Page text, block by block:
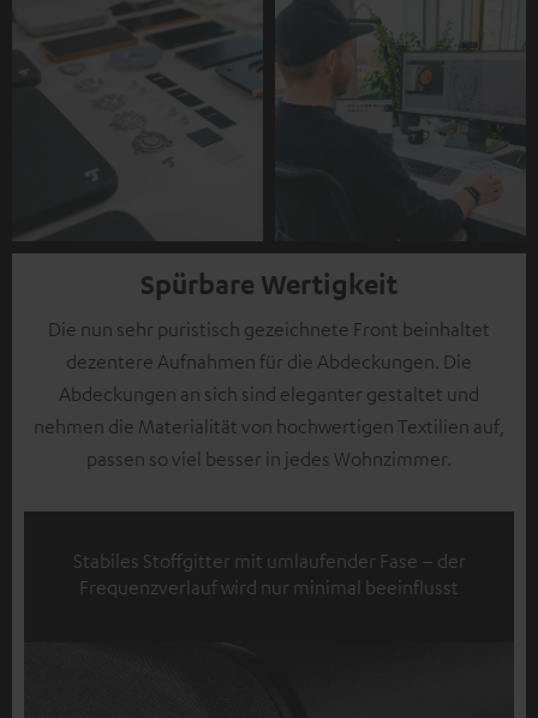
Spürbare Wertigkeit
Die nun sehr puristisch gezeichnete Front beinhaltet
dezentere Aufnahmen für die Abdeckungen. Die
Abdeckungen an sich sind eleganter gestaltet und
nehmen die Materialität von hochwertigen Textilien auf,
passen so viel besser in jedes Wohnzimmer.
Stabiles Stoffgitter mit umlaufender Fase – der
Frequenzverlauf wird nur minimal beeinflusst